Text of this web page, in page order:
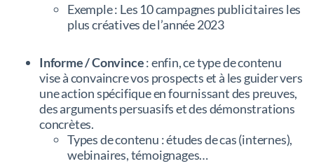
Exemple : Les 10 campagnes publicitaires les
plus créatives de l’année 2023
Informe / Convince: enfin, ce type de contenu
vise à convaincre vos prospects et à les guider vers
une action spécifique en fournissant des preuves,
des arguments persuasifs et des démonstrations
concrètes.
Types de contenu : études de cas (internes),
webinaires, témoignages…